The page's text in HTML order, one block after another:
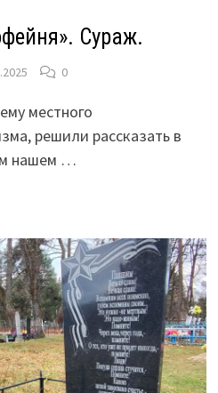
Сураж.
0
местного
решили рассказать в
нашем …